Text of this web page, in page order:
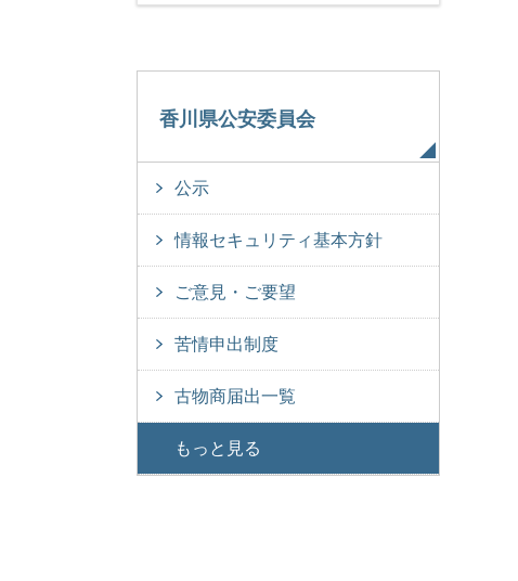
香川県公安委員会
公示
情報セキュリティ基本方針
ご意見・ご要望
苦情申出制度
古物商届出一覧
もっと見る